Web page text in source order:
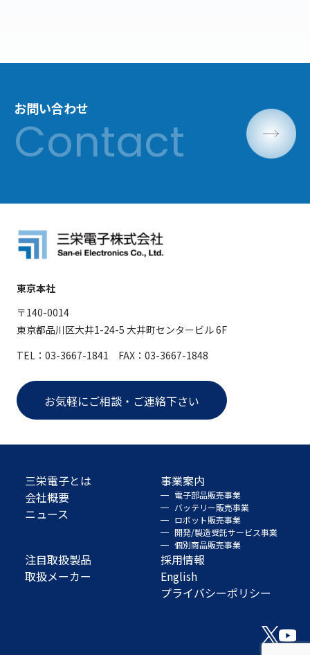
お問い合わせ
東京本社
〒140-0014
東京都品川区大井1-24-5 大井町センタービル 6F
TEL：03-3667-1841 FAX：03-3667-1848
お気軽にご相談・ご連絡下さい
三栄電子とは
会社概要
ニュース
事業案内
電子部品販売事業
バッテリー販売事業
ロボット販売事業
開発/製造受託サービス事業
個別商品販売事業
注目取扱製品
取扱メーカー
採用情報
English
プライバシーポリシー